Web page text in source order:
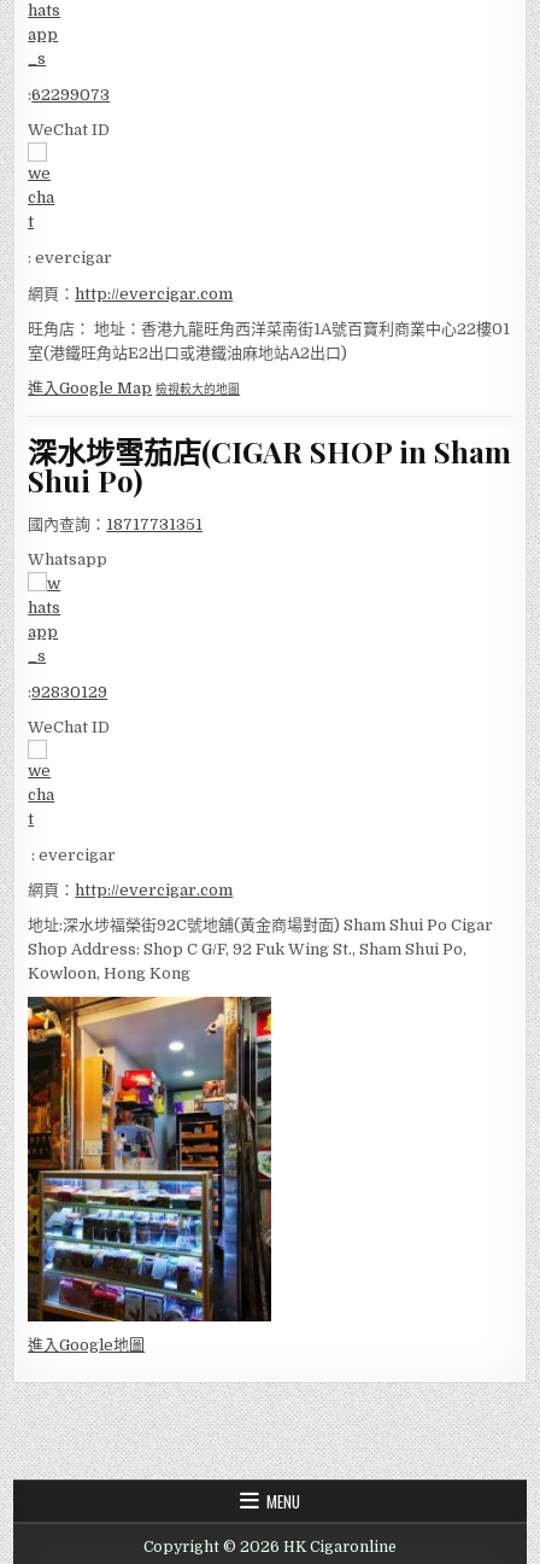
:62299073
WeChat ID
: evercigar
網頁：http://evercigar.com
旺角店： 地址：香港九龍旺角西洋菜南街1A號百寶利商業中心22樓01
室(港鐵旺角站E2出口或港鐵油麻地站A2出口)
進入Google Map 檢視較大的地圖
深水埗雪茄店(CIGAR SHOP in Sham
Shui Po)
國內查詢： 18717731351
Whatsapp
:92830129
WeChat ID
: evercigar
網頁：http://evercigar.com
地址:深水埗福榮街92C號地舖(黃金商場對面) Sham Shui Po Cigar
Shop Address: Shop C G/F, 92 Fuk Wing St., Sham Shui Po,
Kowloon, Hong Kong
進入Google地圖
MENU
Copyright © 2026 HK Cigaronline